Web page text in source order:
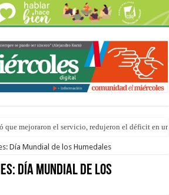
que mejoraron el servicio, redujeron el déficit en
una cirugía de reconstrucción torácica en el
Día Mundial de los Humedales
Día Mundial de los